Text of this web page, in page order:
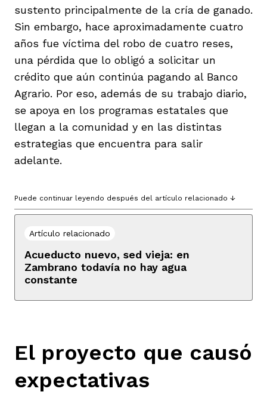
sustento principalmente de la cría de ganado.
Sin embargo, hace aproximadamente cuatro
años fue víctima del robo de cuatro reses,
una pérdida que lo obligó a solicitar un
crédito que aún continúa pagando al Banco
Agrario. Por eso, además de su trabajo diario,
se apoya en los programas estatales que
llegan a la comunidad y en las distintas
estrategias que encuentra para salir
adelante.
Puede continuar leyendo después del artículo relacionado ↓
Artículo relacionado
Acueducto nuevo, sed vieja: en
Zambrano todavía no hay agua
constante
El proyecto que causó
expectativas